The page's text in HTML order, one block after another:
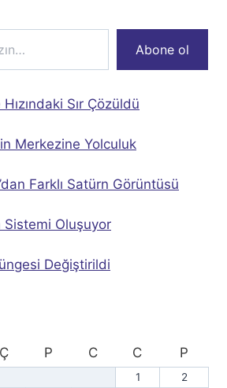
Abone ol
Sır Çözüldü
Merkezine Yolculuk
Farklı Satürn Görüntüsü
Sistemi Oluşuyor
Değiştirildi
Ç P C C P
1
2